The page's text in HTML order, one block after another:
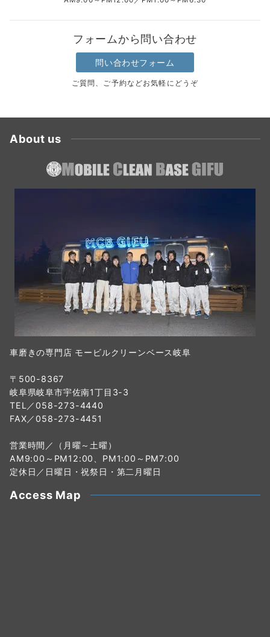
フォームから問い合わせ
問い合わせフォーム
ご質問、ご予約などお気軽にどうぞ
About us
車磨きの専門店 モービルクリーンベース岐阜
〒500-8367
岐阜県岐阜市宇佐南1丁目3-3
TEL／058-273-4440
FAX／058-273-4451
営業時間／（月曜～土曜）
AM9:00～PM12:00、PM1:00～PM7:00
定休日／日曜日・祝祭日・第二月曜日
Access Map